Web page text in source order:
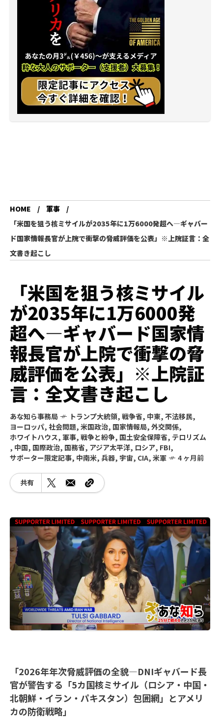
HOME
軍事
「米国を狙う核ミサイルが2035年に1万6000発超へ—ギャバー
ド国家情報長官が上院で衝撃の脅威評価を公表」※上院証言：全
文書き起こし
「米国を狙う核ミサイル
が2035年に1万6000発
超へ—ギャバード国家情
報長官が上院で衝撃の脅
威評価を公表」※上院証
言：全文書き起こし
あな知ら事務局 トランプ大統領, 戦争省, 中東, 不法移民,
ヨーロッパ, 社会問題, 米国政治, 国家情報局, 外交関係,
ホワイトハウス, 軍事, 戦争と紛争, 国土安全保障省, テロリズム
, 中国, 国際政治, 国務省, アジア太平洋, ロシア, FBI,
サポーター限定記事, 中南米, 兵器, 宇宙, CIA, 米軍 4 ヶ月前
共有
「2026年年次脅威評価の全貌—DNIギャバード長
官が警告する「5カ国核ミサイル（ロシア・中国 ・
北朝鮮 ・イラン・パキスタン）包囲網」とアメリ
カの防衛戦略」